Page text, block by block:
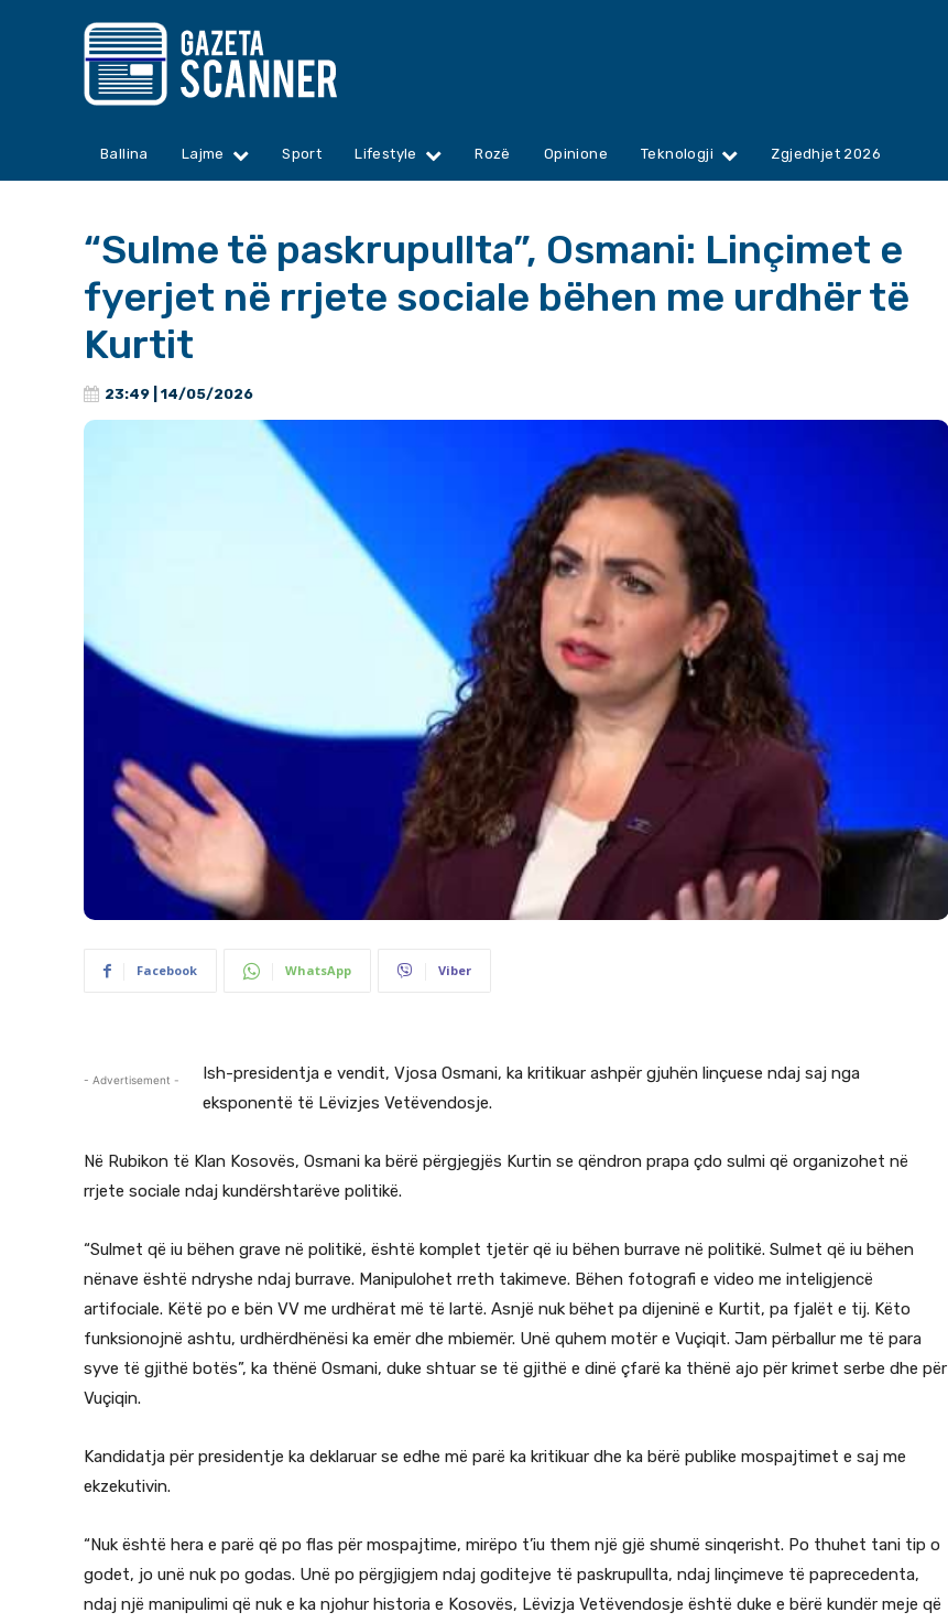
Ballina Lajme Sport Lifestyle Rozë Opinione Teknologji Zgjedhjet 2026
“Sulme të paskrupullta”, Osmani: Linçimet e
fyerjet në rrjete sociale bëhen me urdhër të
Kurtit
23:49 | 14/05/2026
Facebook WhatsApp Viber
- Advertisement -
Ish-presidentja e vendit, Vjosa Osmani, ka kritikuar ashpër gjuhën linçuese ndaj saj nga
eksponentë të Lëvizjes Vetëvendosje.
Në Rubikon të Klan Kosovës, Osmani ka bërë përgjegjës Kurtin se qëndron prapa çdo sulmi që organizohet në
rrjete sociale ndaj kundërshtarëve politikë.
“Sulmet që iu bëhen grave në politikë, është komplet tjetër që iu bëhen burrave në politikë. Sulmet që iu bëhen
nënave është ndryshe ndaj burrave. Manipulohet rreth takimeve. Bëhen fotografi e video me inteligjencë
artifociale. Këtë po e bën VV me urdhërat më të lartë. Asnjë nuk bëhet pa dijeninë e Kurtit, pa fjalët e tij. Këto
funksionojnë ashtu, urdhërdhënësi ka emër dhe mbiemër. Unë quhem motër e Vuçiqit. Jam përballur me të para
syve të gjithë botës”, ka thënë Osmani, duke shtuar se të gjithë e dinë çfarë ka thënë ajo për krimet serbe dhe për
Vuçiqin.
Kandidatja për presidentje ka deklaruar se edhe më parë ka kritikuar dhe ka bërë publike mospajtimet e saj me
ekzekutivin.
“Nuk është hera e parë që po flas për mospajtime, mirëpo t’iu them një gjë shumë sinqerisht. Po thuhet tani tip o
godet, jo unë nuk po godas. Unë po përgjigjem ndaj goditejve të paskrupullta, ndaj linçimeve të paprecedenta,
ndaj një manipulimi që nuk e ka njohur historia e Kosovës, Lëvizja Vetëvendosje është duke e bërë kundër meje që